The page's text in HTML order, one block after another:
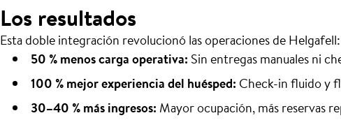
Los resultados
Esta doble integración revolucionó las operaciones de Helgafell:
50 % menos carga operativa: Sin entregas manuales ni
100 % mejor experiencia del huésped: Check-in fluido y
30–40 % más ingresos: Mayor ocupación, más reservas